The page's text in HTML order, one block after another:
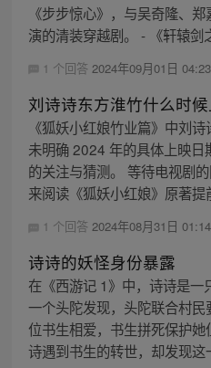
《步步惊心》，与吴奇隆、
演的清装穿越剧。 - 《轩辕剑
1 个回答 2024年09月01日 04:23
刘诗诗东方淮竹什么时
《狐妖小红娘竹业篇》中刘
未明确 2024 年的具体上映
的关注与猜测。 等待电视剧
来阅读《狐妖小红娘》原著提
1 个回答 2024年08月31日 01:14
诗诗的妖怪身份暴露
在《西游记 1》中，诗诗是
一个头陀发现，头陀联合村
位书生相爱，书生拼死保护
诗遇到书生的转世，却发现